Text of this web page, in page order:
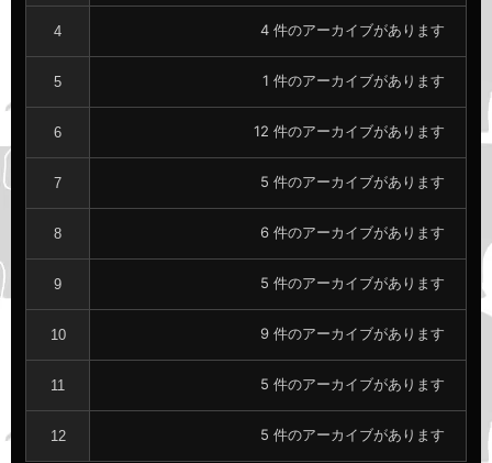
の
ン
4 4 件のアーカイブがあります
5 1 件のアーカイブがあります
6 12 件のアーカイブがあります
7 5 件のアーカイブがあります
8 6 件のアーカイブがあります
9 5 件のアーカイブがあります
10 9 件のアーカイブがあります
11 5 件のアーカイブがあります
12 5 件のアーカイブがあります